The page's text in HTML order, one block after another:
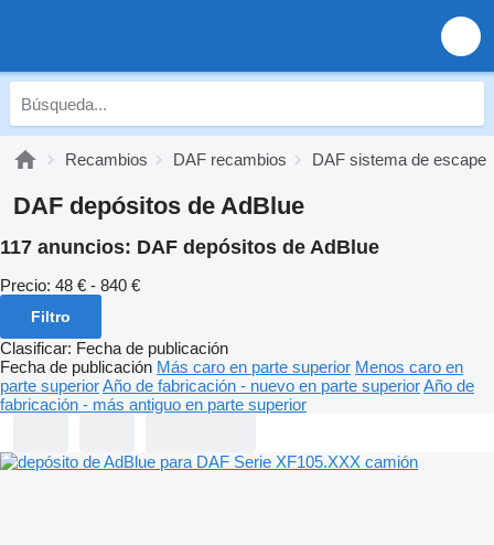
Recambios DAF recambios DAF sistema de escape
DAF depósitos de AdBlue
117 anuncios: DAF depósitos de AdBlue
Precio: 48 € - 840 €
Filtro
Clasificar: Fecha de publicación
Fecha de publicación Más caro en parte superior Menos caro en
parte superiorAño de fabricación - nuevo en parte superiorAño de
fabricación - más antiguo en parte superior